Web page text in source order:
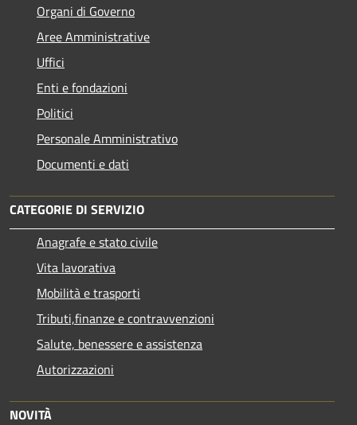
Organi di Governo
Aree Amministrative
Uffici
Enti e fondazioni
Politici
Personale Amministrativo
Documenti e dati
CATEGORIE DI SERVIZIO
Anagrafe e stato civile
Vita lavorativa
Mobilità e trasporti
Tributi,finanze e contravvenzioni
Salute, benessere e assistenza
Autorizzazioni
NOVITÀ